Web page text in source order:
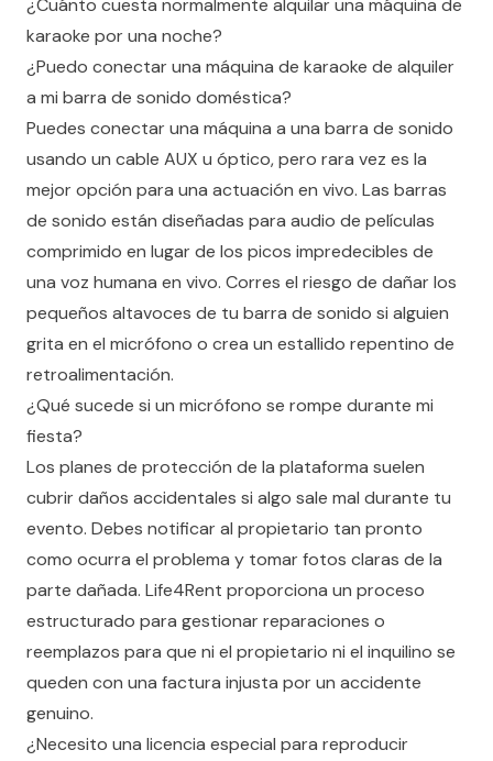
karaoke por una noche?
¿Puedo conectar una máquina de karaoke de alquiler
a mi barra de sonido doméstica?
Puedes conectar una máquina a una barra de sonido
usando un cable AUX u óptico, pero rara vez es la
mejor opción para una actuación en vivo. Las barras
de sonido están diseñadas para audio de películas
comprimido en lugar de los picos impredecibles de
una voz humana en vivo. Corres el riesgo de dañar los
pequeños altavoces de tu barra de sonido si alguien
grita en el micrófono o crea un estallido repentino de
retroalimentación.
¿Qué sucede si un micrófono se rompe durante mi
fiesta?
Los planes de protección de la plataforma suelen
cubrir daños accidentales si algo sale mal durante tu
evento. Debes notificar al propietario tan pronto
como ocurra el problema y tomar fotos claras de la
parte dañada. Life4Rent proporciona un proceso
estructurado para gestionar reparaciones o
reemplazos para que ni el propietario ni el inquilino se
queden con una factura injusta por un accidente
genuino.
¿Necesito una licencia especial para reproducir